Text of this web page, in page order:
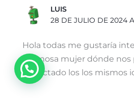
LUIS
28 DE JULIO DE 2024
Hola todas me gustaría
hermosa mujer dónde nos
conectado los los mismos
¡Hola!